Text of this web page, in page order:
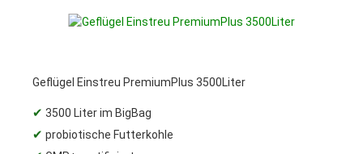
Geflügel Einstreu PremiumPlus 3500Liter
✔ 3500 Liter im BigBag
✔ probiotische Futterkohle